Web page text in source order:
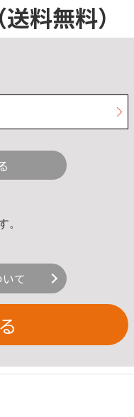
（送料無料）
。
て